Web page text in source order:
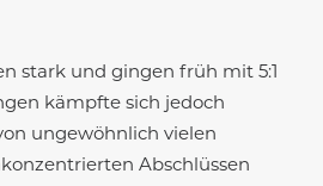
stark und gingen früh mit 5:1
kämpfte sich jedoch
ungewöhnlich vielen
Abschlüssen